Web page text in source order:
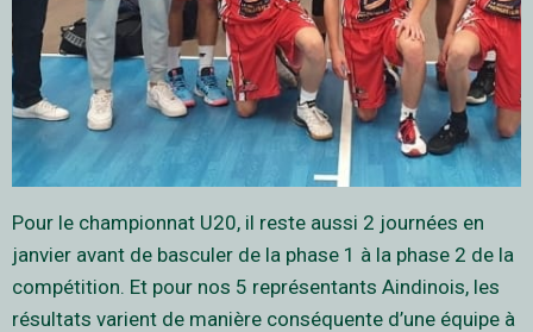
Pour le championnat U20, il reste aussi 2 journées en
janvier avant de basculer de la phase 1 à la phase 2 de la
compétition. Et pour nos 5 représentants Aindinois, les
résultats varient de manière conséquente d’une équipe à